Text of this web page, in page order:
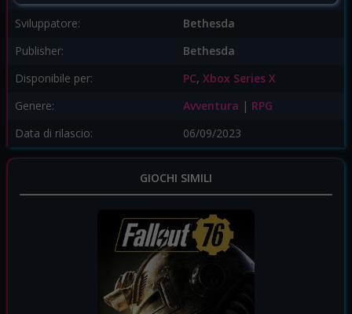
Sviluppatore:
Bethesda
Publisher:
Bethesda
Disponibile per:
PC, Xbox Series X
Genere:
Avventura | RPG
Data di rilascio:
06/09/2023
GIOCHI SIMILI